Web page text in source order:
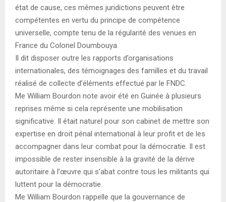
état de cause, ces mêmes juridictions peuvent être
compétentes en vertu du principe de compétence
universelle, compte tenu de la régularité des venues en
France du Colonel Doumbouya.
Il dit disposer outre les rapports d’organisations
internationales, des témoignages des familles et du travail
réalisé de collecte d’éléments effectué par le FNDC.
Me William Bourdon note avoir été en Guinée à plusieurs
reprises même si cela représente une mobilisation
significative. Il était naturel pour son cabinet de mettre son
expertise en droit pénal international à leur profit et de les
accompagner dans leur combat pour la démocratie. Il est
impossible de rester insensible à la gravité de la dérive
autoritaire à l’œuvre qui s’abat contre tous les militants qui
luttent pour la démocratie.
Me William Bourdon rappelle que la gouvernance de